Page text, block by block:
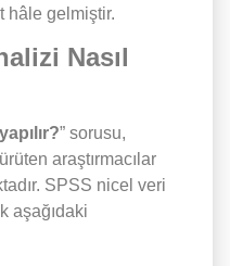
hâle gelmiştir.
Nasıl
” sorusu,
araştırmacılar
SPSS nicel veri
aşağıdaki